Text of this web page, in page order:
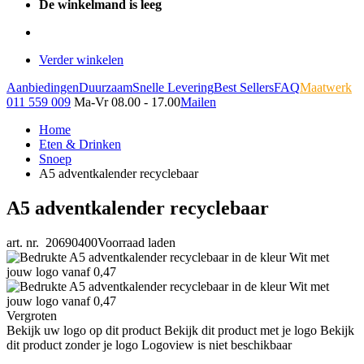
De winkelmand is leeg
Verder winkelen
AanbiedingenDuurzaamSnelle LeveringBest SellersFAQMaatwerk
011 559 009 Ma-Vr 08.00 - 17.00Mailen
Home
Eten & Drinken
Snoep
A5 adventkalender recyclebaar
A5 adventkalender recyclebaar
art. nr. 20690400Voorraad laden
Vergroten
Bekijk uw logo op dit product Bekijk dit product met je logo Bekijk
dit product zonder je logo Logoview is niet beschikbaar